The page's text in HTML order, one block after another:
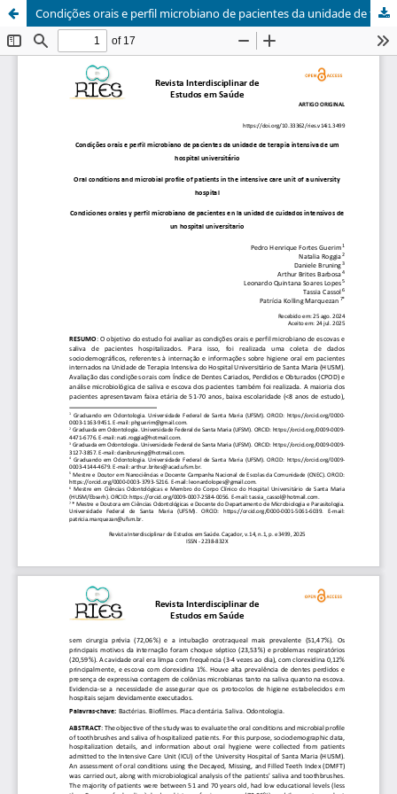
Condições orais e perfil microbiano de pacientes da unidade de terapia intensiva de um hospital universitário